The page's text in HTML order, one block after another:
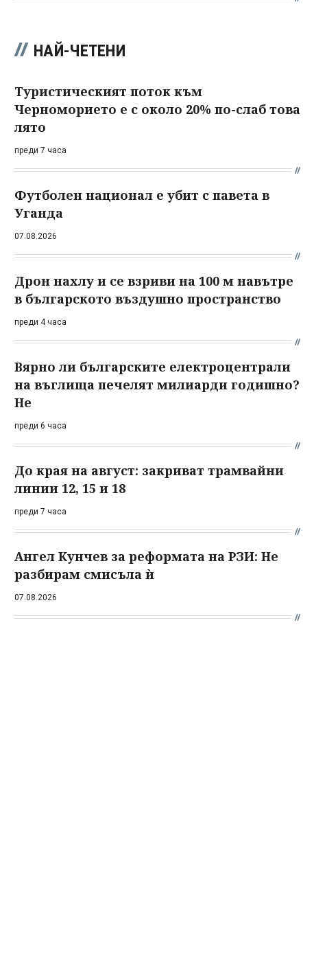
НАЙ-ЧЕТЕНИ
Туристическият поток към
Черноморието е с около 20% по-слаб това
лято
преди 7 часа
Футболен национал е убит с павета в
Уганда
07.08.2026
Дрон нахлу и се взриви на 100 м навътре
в българското въздушно пространство
преди 4 часа
Вярно ли българските електроцентрали
на въглища печелят милиарди годишно?
Не
преди 6 часа
До края на август: закриват трамвайни
линии 12, 15 и 18
преди 7 часа
Ангел Кунчев за реформата на РЗИ: Не
разбирам смисъла ѝ
07.08.2026